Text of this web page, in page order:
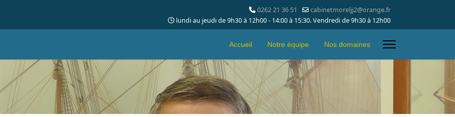
0262 21 36 51
cabinetmoreljj2@orange.fr
lundi au jeudi de 9h30 à 12h00 - 14:00 à 15:30. Vendredi de 9h30 à 12h00
Accueil Notre équipe Nos domaines